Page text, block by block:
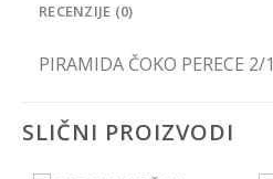
RECENZIJE (0)
PIRAMIDA ČOKO PERECE 2/1
SLIČNI PROIZVODI